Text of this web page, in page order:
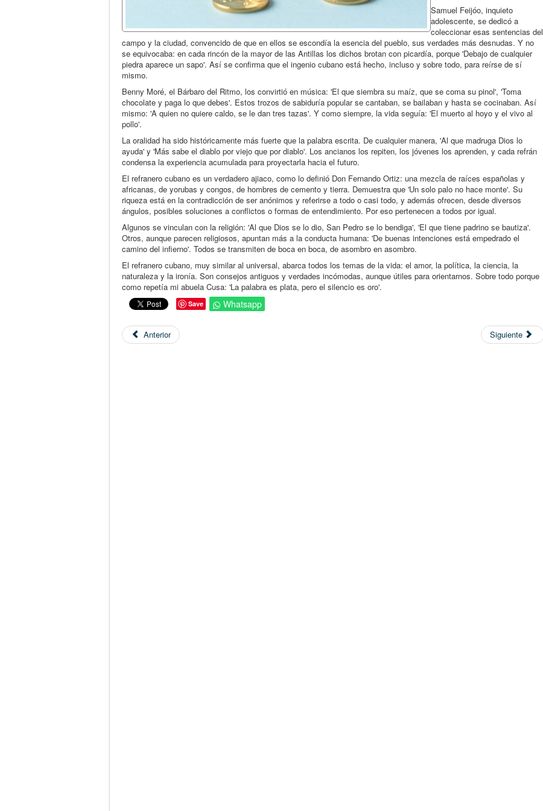
Samuel Feijóo, inquieto
adolescente, se dedicó a
coleccionar esas sentencias del
campo y la ciudad, convencido de que en ellos se escondía la esencia del pueblo, sus verdades más desnudas. Y no
se equivocaba: en cada rincón de la mayor de las Antillas los dichos brotan con picardía, porque 'Debajo de cualquier
piedra aparece un sapo'. Así se confirma que el ingenio cubano está hecho, incluso y sobre todo, para reírse de sí
mismo.
Benny Moré, el Bárbaro del Ritmo, los convirtió en música: 'El que siembra su maíz, que se coma su pinol', 'Toma
chocolate y paga lo que debes'. Estos trozos de sabiduría popular se cantaban, se bailaban y hasta se cocinaban. Así
mismo: 'A quien no quiere caldo, se le dan tres tazas'. Y como siempre, la vida seguía: 'El muerto al hoyo y el vivo al
pollo'.
La oralidad ha sido históricamente más fuerte que la palabra escrita. De cualquier manera, 'Al que madruga Dios lo
ayuda' y 'Más sabe el diablo por viejo que por diablo'. Los ancianos los repiten, los jóvenes los aprenden, y cada refrán
condensa la experiencia acumulada para proyectarla hacia el futuro.
El refranero cubano es un verdadero ajiaco, como lo definió Don Fernando Ortiz: una mezcla de raíces españolas y
africanas, de yorubas y congos, de hombres de cemento y tierra. Demuestra que 'Un solo palo no hace monte'. Su
riqueza está en la contradicción de ser anónimos y referirse a todo o casi todo, y además ofrecen, desde diversos
ángulos, posibles soluciones a conflictos o formas de entendimiento. Por eso pertenecen a todos por igual.
Algunos se vinculan con la religión: 'Al que Dios se lo dio, San Pedro se lo bendiga', 'El que tiene padrino se bautiza'.
Otros, aunque parecen religiosos, apuntan más a la conducta humana: 'De buenas intenciones está empedrado el
camino del infierno'. Todos se transmiten de boca en boca, de asombro en asombro.
El refranero cubano, muy similar al universal, abarca todos los temas de la vida: el amor, la política, la ciencia, la
naturaleza y la ironía. Son consejos antiguos y verdades incómodas, aunque útiles para orientarnos. Sobre todo porque
como repetía mi abuela Cusa: 'La palabra es plata, pero el silencio es oro'.
Save Whatsapp
Anterior Siguiente